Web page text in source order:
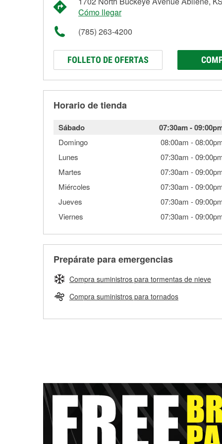
Cómo llegar
(785) 263-4200
FOLLETO DE OFERTAS
Horario de tienda
Sábado 07:30am-
Domingo 08:00am -
Lunes
07:30am -
Martes
07:30am -
Miércoles
07:30am -
Jueves
07:30am -
Viernes
07:30am -
Prepárate para emergencias
Compra suministros para tormentas de nieve
Compra suministros para tornados